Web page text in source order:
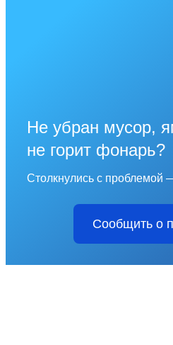
Не убран мусор,
не горит фонарь?
Столкнулись с проблемой
Сообщить о